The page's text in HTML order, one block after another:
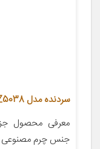
سردنده مدل Z5038 مناسب برای کوئیک
جنس چرم مصنوعی